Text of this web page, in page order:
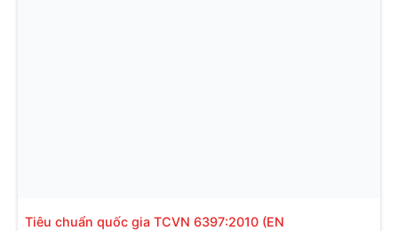
Tiêu chuẩn quốc gia TCVN 6397:2010 (EN